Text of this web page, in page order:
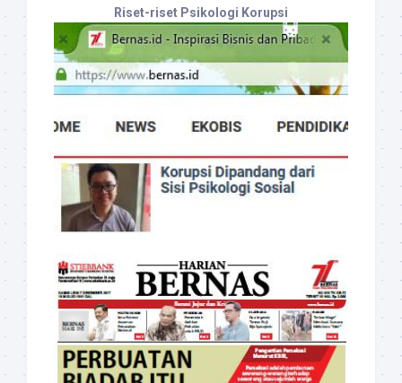
Riset-riset Psikologi Korupsi